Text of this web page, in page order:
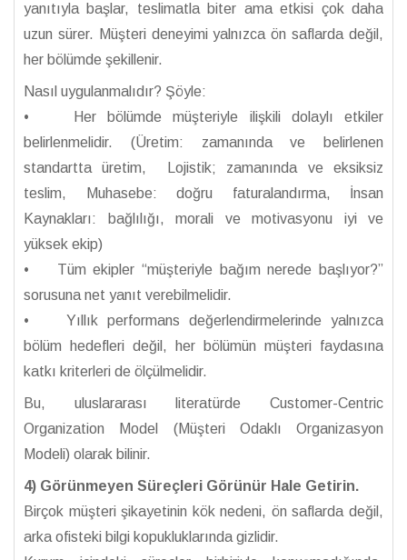
yanıtıyla başlar, teslimatla biter ama etkisi çok daha
uzun sürer. Müşteri deneyimi yalnızca ön saflarda değil,
her bölümde şekillenir.
Nasıl uygulanmalıdır? Şöyle:
• Her bölümde müşteriyle ilişkili dolaylı etkiler
belirlenmelidir. (Üretim: zamanında ve belirlenen
standartta üretim, Lojistik; zamanında ve eksiksiz
teslim, Muhasebe: doğru faturalandırma, İnsan
Kaynakları: bağlılığı, morali ve motivasyonu iyi ve
yüksek ekip)
• Tüm ekipler “müşteriyle bağım nerede başlıyor?”
sorusuna net yanıt verebilmelidir.
• Yıllık performans değerlendirmelerinde yalnızca
bölüm hedefleri değil, her bölümün müşteri faydasına
katkı kriterleri de ölçülmelidir.
Bu, uluslararası literatürde Customer-Centric
Organization Model (Müşteri Odaklı Organizasyon
Modeli) olarak bilinir.
4) Görünmeyen Süreçleri Görünür Hale Getirin.
Birçok müşteri şikayetinin kök nedeni, ön saflarda değil,
arka ofisteki bilgi kopukluklarında gizlidir.